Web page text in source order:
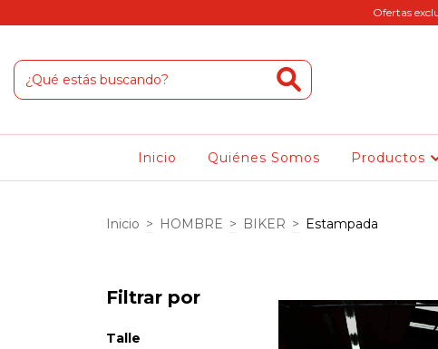
Ofertas
Inicio Quiénes Somos Productos
Inicio > HOMBRE > BIKER > Estampada
Filtrar por
Talle